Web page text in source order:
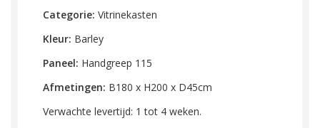
Categorie: Vitrinekasten
Kleur: Barley
Paneel: Handgreep 115
Afmetingen: B180 x H200 x D45cm
Verwachte levertijd: 1 tot 4 weken.